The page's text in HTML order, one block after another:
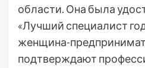
области. Она была
«Лучший специалист
женщина-
подтверждают